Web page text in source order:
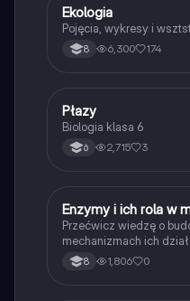
EBiologia
Ekologia
Pojęcia, wykresy i
8 6,300 174
PBiologia
Płazy
Biologia klasa 6
6 2,715 3
EBiologia
Enzymy i ich rola w
Przećwicz wiedzę o
mechanizmach ich
przyspieszających
8 1,806 0